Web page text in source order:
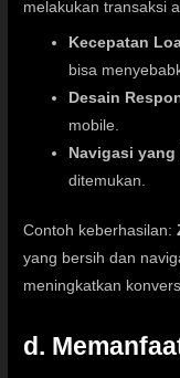
melakukan transaksi
Kecepatan
bisa
Desain
mobile.
Navigasi yang
ditemukan.
Contoh keberhasilan:
yang bersih dan
meningkatkan
d.